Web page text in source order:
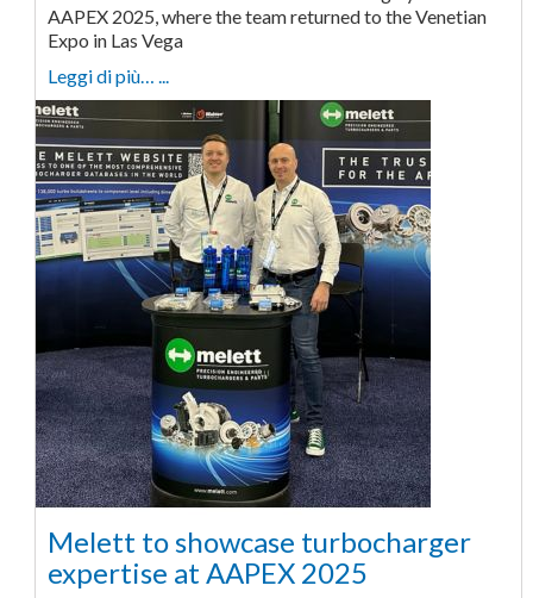
AAPEX 2025, where the team returned to the Venetian
Expo in Las Vega
Leggi di più… ...
Melett to showcase turbocharger
expertise at AAPEX 2025